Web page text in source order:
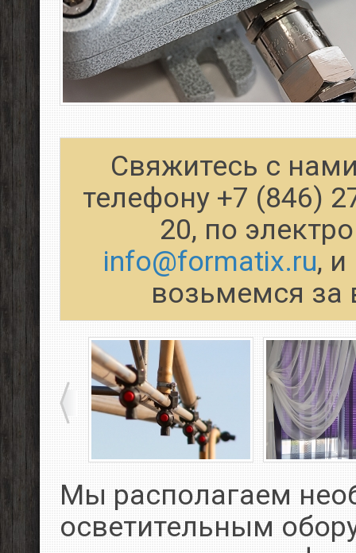
Свяжитесь с
телефону +7 (846)
20, по
info@formatix.ru,
возьмемся за
Мы располагаем
осветительным